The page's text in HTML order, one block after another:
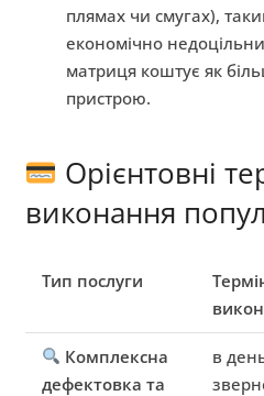
плямах чи смугах),
економічно
матриця коштує як
пристрою.
Орієнтовні
виконання
Тип послуги
Комплексна
дефектовка та
в